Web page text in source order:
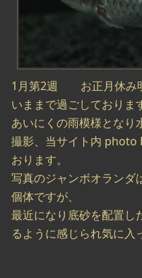
1月第2週 お正月休み
いままで過ごしておりま
あいにくの雨模様となり
撮影、当サイト内 photo
おります。
写真のジャンボオランダ
個体ですが、
最近になり底砂を配置し
るように感じられ気に入